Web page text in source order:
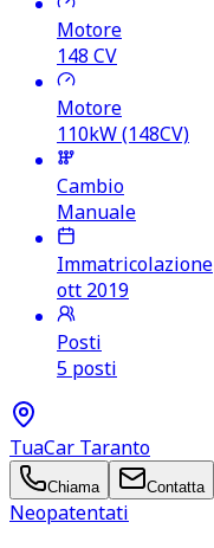
Motore
148 CV
Motore
110kW (148CV)
Cambio
Manuale
Immatricolazione
ott 2019
Posti
5 posti
TuaCar Taranto
Chiama Contatta
Neopatentati